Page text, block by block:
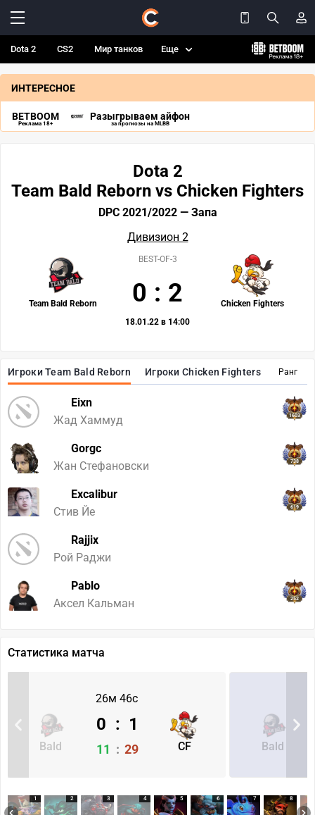
Dota 2 CS2 Мир танков Еще
ИНТЕРЕСНОЕ
BETBOOM
Реклама 18+
Разыгрываем айфон
за прогнозы на MLBB
Ранг
Игроки Team Bald Reborn Игроки Chicken Fighters
Eixn
Жад Хаммуд
1603
Gorgc
Жан Стефановски
738
Excalibur
Стив Йе
619
Rajjix
Рой Раджи
Pablo
Аксел Кальман
252
Dota 2
Team Bald Reborn vs Chicken Fighters
DPC 2021/2022 — Запа
Дивизион 2
Team Bald Reborn Chicken Fighters
BEST-OF-3
0 : 2
18.01.22 в 14:00
Статистика матча
26м 46с
Bald CF
0 : 1
11 : 29 Bald
1 2 3 4 5 6 7 8